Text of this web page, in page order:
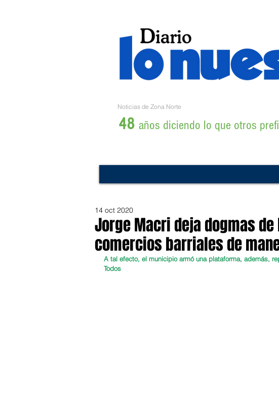
Noticias de Zona Norte
48 años diciendo lo que otros
Jorge Macri deja dogmas
comercios barriales de
14 oct 2020
A tal efecto, el municipio armó una plataforma, además,
Todos